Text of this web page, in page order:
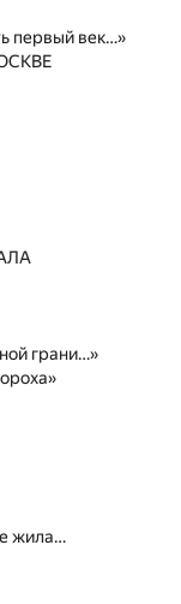
первый век…»
грани…»
жила…